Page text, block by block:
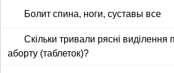
Болит спина, ноги, суставы все
Скільки тривали рясні виділення
аборту (таблеток)?